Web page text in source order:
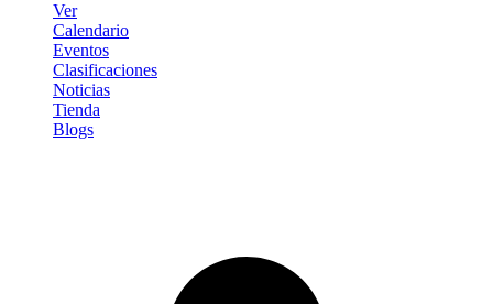
Ver
Calendario
Eventos
Clasificaciones
Noticias
Tienda
Blogs